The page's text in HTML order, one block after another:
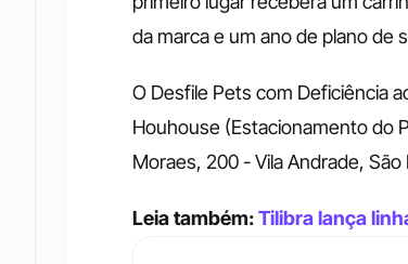
da marca e um ano de plano de
O Desfile Pets com Deficiência
Houhouse (Estacionamento do
Moraes, 200 - Vila Andrade, São
Leia também: Tilibra lança